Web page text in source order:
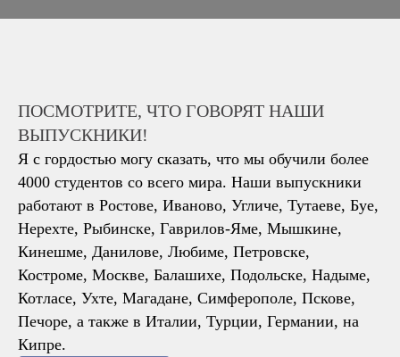
ПОСМОТРИТЕ, ЧТО ГОВОРЯТ НАШИ
ВЫПУСКНИКИ!
Я с гордостью могу сказать, что мы обучили более
4000 студентов со всего мира. Наши выпускники
работают в Ростове, Иваново, Угличе, Тутаеве, Буе,
Нерехте, Рыбинске, Гаврилов-Яме, Мышкине,
Кинешме, Данилове, Любиме, Петровске,
Костроме, Москве, Балашихе, Подольске, Надыме,
Котласе, Ухте, Магадане, Симферополе, Пскове,
Печоре, а также в Италии, Турции, Германии, на
Кипре.